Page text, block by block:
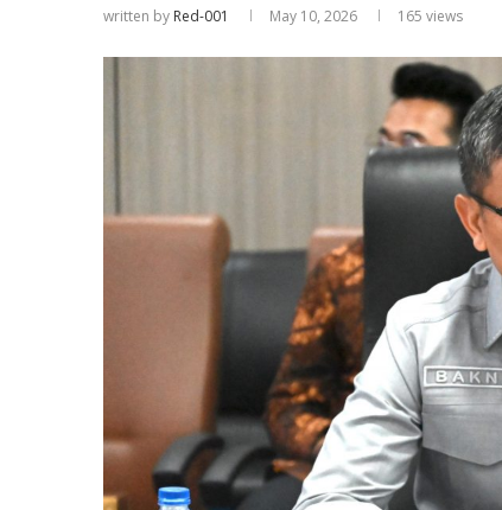
written by Red-001 May 10, 2026 165 views